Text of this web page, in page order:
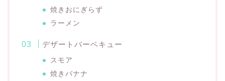
焼きおにぎらず
ラーメン
デザートバーベキュー
スモア
焼きバナナ